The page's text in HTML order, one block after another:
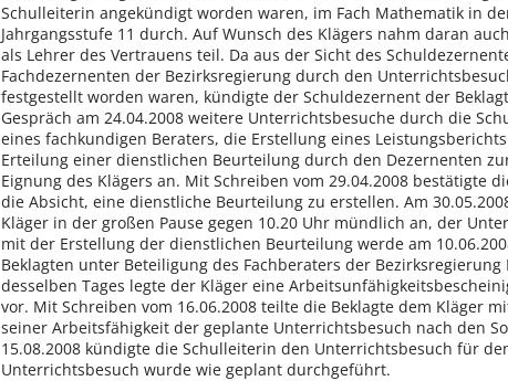
Schulleiterin angekündigt worden waren, im Fach Mathematik in
Jahrgangsstufe 11 durch. Auf Wunsch des Klägers nahm daran
als Lehrer des Vertrauens teil. Da aus der Sicht des
Fachdezernenten der Bezirksregierung durch den
festgestellt worden waren, kündigte der Schuldezernent der
Gespräch am 24.04.2008 weitere Unterrichtsbesuche durch die
eines fachkundigen Beraters, die Erstellung eines
Erteilung einer dienstlichen Beurteilung durch den Dezernenten
Eignung des Klägers an. Mit Schreiben vom 29.04.2008 bestätigte
die Absicht, eine dienstliche Beurteilung zu erstellen. Am
Kläger in der großen Pause gegen 10.20 Uhr mündlich an, der
mit der Erstellung der dienstlichen Beurteilung werde am
Beklagten unter Beteiligung des Fachberaters der
desselben Tages legte der Kläger eine
vor. Mit Schreiben vom 16.06.2008 teilte die Beklagte dem Kläger
seiner Arbeitsfähigkeit der geplante Unterrichtsbesuch nach den
15.08.2008 kündigte die Schulleiterin den Unterrichtsbesuch für
Unterrichtsbesuch wurde wie geplant durchgeführt.